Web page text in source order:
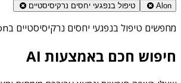
Alon טיפול בנפגעי יחסים נרקיסיסטיים
מחפשים טיפול בנפגעי יחסים נרקיסיסטיים בAlon
חיפוש חכם באמצעות AI